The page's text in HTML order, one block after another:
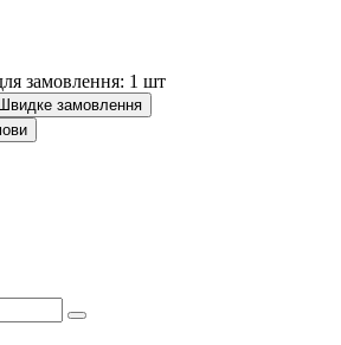
замовлення: 1 шт
Швидке замовлення